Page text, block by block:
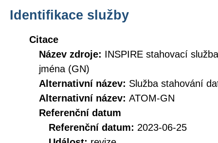
Identifikace služby
Citace
Název zdroje: INSPIRE stahovací
jména (GN)
Alternativní název: Služba stahování
Alternativní název: ATOM-GN
Referenční datum
Referenční datum: 2023-06-25